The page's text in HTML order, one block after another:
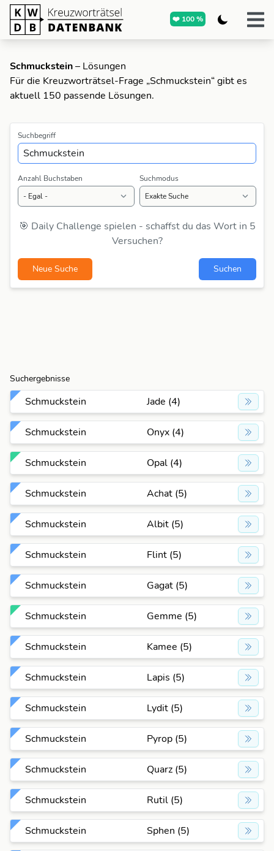
❤️ 100 %
Schmuckstein– Lösungen
Für die Kreuzworträtsel-Frage „Schmuckstein“ gibt es
aktuell 150 passende Lösungen.
Suchbegriff
Anzahl Buchstaben Suchmodus
🎯 Daily Challenge spielen - schaffst du das Wort in 5
Versuchen?
Neue Suche Suchen
Suchergebnisse
Schmuckstein Jade (4)
Schmuckstein Onyx (4)
Schmuckstein Opal (4)
Schmuckstein Achat (5)
Schmuckstein Albit (5)
Schmuckstein Flint (5)
Schmuckstein Gagat (5)
Schmuckstein Gemme (5)
Schmuckstein Kamee (5)
Schmuckstein Lapis (5)
Schmuckstein Lydit (5)
Schmuckstein Pyrop (5)
Schmuckstein Quarz (5)
Schmuckstein Rutil (5)
Schmuckstein Sphen (5)